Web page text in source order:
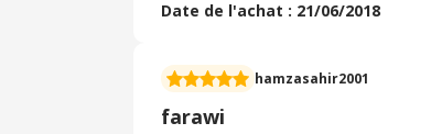
Date de l'achat : 21/06/2018
hamzasahir2001
farawi